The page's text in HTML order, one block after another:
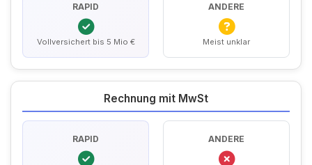
RAPID
Vollversichert bis 5 Mio €
ANDERE
Meist unklar
Rechnung mit MwSt
RAPID ANDERE